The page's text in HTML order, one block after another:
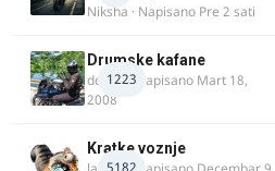
Niksha · Napisano Pre 2 sati
1223
Drumske kafane
doktor· Napisano Mart 18,
2008
5182
Kratke voznje